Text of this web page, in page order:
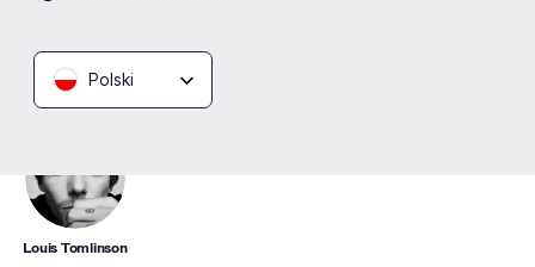
Polski
Artyści
Louis Tomlinson